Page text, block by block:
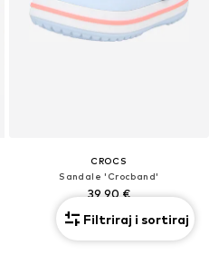
CROCS
Sandale 'Crocband'
39,90 €
+3
Filtriraj i sortiraj